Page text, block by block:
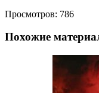
Просмотров: 786
Похожие